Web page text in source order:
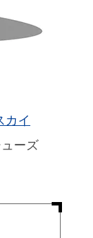
カイ
ーズ